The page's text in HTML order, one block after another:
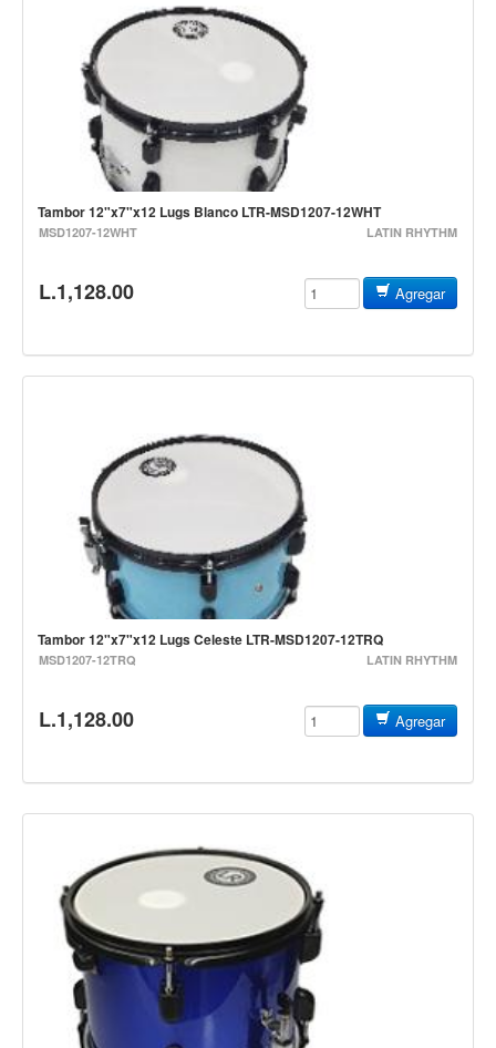
Accesorios
Micrófonos
Mano alámbrico
Instrumento alámbrico
Inalámbrico de mano
Inalámbrico diadema y solapa
Estudio
Pedestales y soportes
Accesorios
Cables
Audio Profesional
Columnas pasivas
Columnas activas
Amplificadores
Procesadores y efectos
Estantes y soportes
Instalaciones y publicidad
Accesorios
Controladores
Tambor 12"x7"x12 Lugs Blanco LTR-MSD1207-12WHT
MSD1207-12WHT LATIN RHYTHM
L.1,128.00 Agregar
Tambor 12"x7"x12 Lugs Celeste LTR-MSD1207-12TRQ
MSD1207-12TRQ LATIN RHYTHM
L.1,128.00 Agregar